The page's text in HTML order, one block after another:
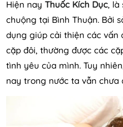
THUỐC VIÊN KÍCH DỤC NAM
SẢN PHẨM KHÁC
Hiện nay Thuốc Kích Dục, là
chuộng tại Bình Thuận. Bởi
dụng giúp cải thiện các vấn
cặp đôi, thường được các
tình yêu của mình. Tuy
nay trong nước ta vẫn chưa